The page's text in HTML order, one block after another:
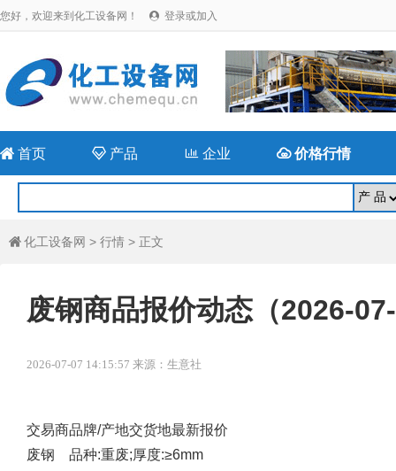
您好，欢迎来到化工设备网！  登录或加入
 首页  产品 企业 价格行情
 化工设备网 > 行情 > 正文
废钢商品报价动态（2026-
2026-07-07 14:15:57 来源：生意社
交易商品牌/产地交货地最新报价
废钢 品种:重废;厚度:≥6mm